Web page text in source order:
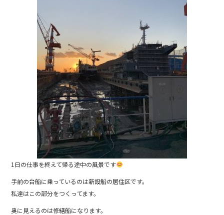
o
o
k
1日の仕事を終えて帰る途中の風景です
手前の台船に乗っているのは新設船の居住区です。
私達はこの部分をつくってます。
奥に見えるのは修繕船になります。